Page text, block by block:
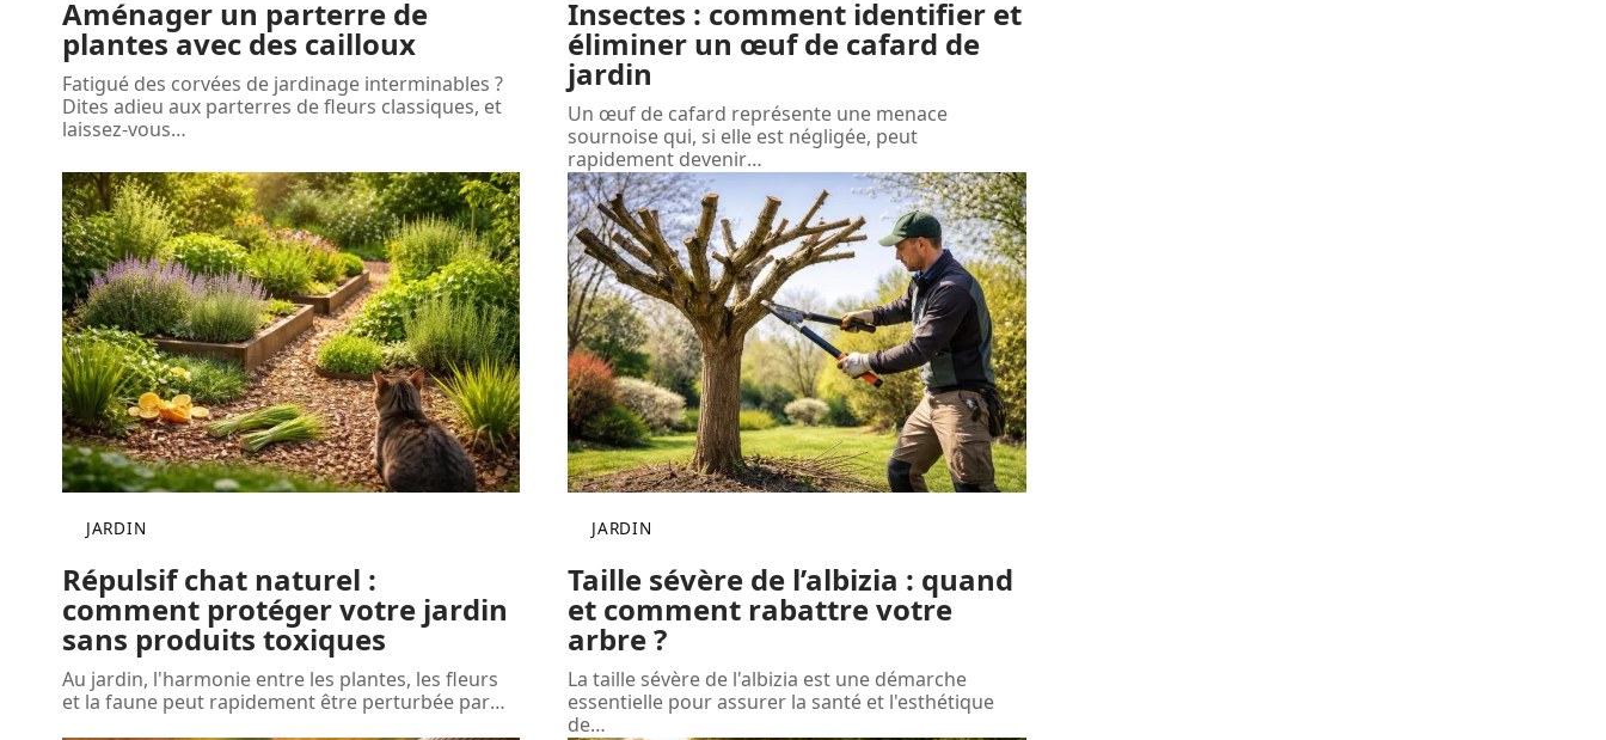
Aménager un parterre de
plantes avec des cailloux
Fatigué des corvées de jardinage interminables ?
Dites adieu aux parterres de fleurs classiques, et
laissez-vous…
Insectes : comment identifier et
éliminer un œuf de cafard de
jardin
Un œuf de cafard représente une menace
sournoise qui, si elle est négligée, peut
rapidement devenir…
JARDIN
Répulsif chat naturel :
comment protéger votre jardin
sans produits toxiques
Au jardin, l'harmonie entre les plantes, les fleurs
et la faune peut rapidement être perturbée par…
JARDIN
Taille sévère de l’albizia : quand
et comment rabattre votre
arbre ?
La taille sévère de l'albizia est une démarche
essentielle pour assurer la santé et l'esthétique
de…